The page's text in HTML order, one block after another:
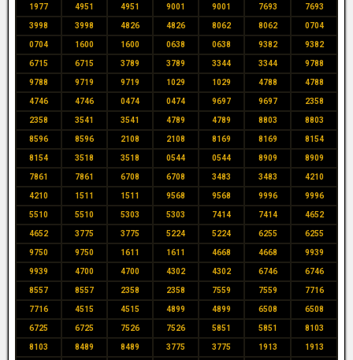
1977 4951 4951 9001 9001 7693 7693
3998 3998 4826 4826 8062 8062 0704
0704 1600 1600 0638 0638 9382 9382
6715 6715 3789 3789 3344 3344 9788
9788 9719 9719 1029 1029 4788 4788
4746 4746 0474 0474 9697 9697 2358
2358 3541 3541 4789 4789 8803 8803
8596 8596 2108 2108 8169 8169 8154
8154 3518 3518 0544 0544 8909 8909
7861 7861 6708 6708 3483 3483 4210
4210 1511 1511 9568 9568 9996 9996
5510 5510 5303 5303 7414 7414 4652
4652 3775 3775 5224 5224 6255 6255
9750 9750 1611 1611 4668 4668 9939
9939 4700 4700 4302 4302 6746 6746
8557 8557 2358 2358 7559 7559 7716
7716 4515 4515 4899 4899 6508 6508
6725 6725 7526 7526 5851 5851 8103
8103 8489 8489 3775 3775 1913 1913